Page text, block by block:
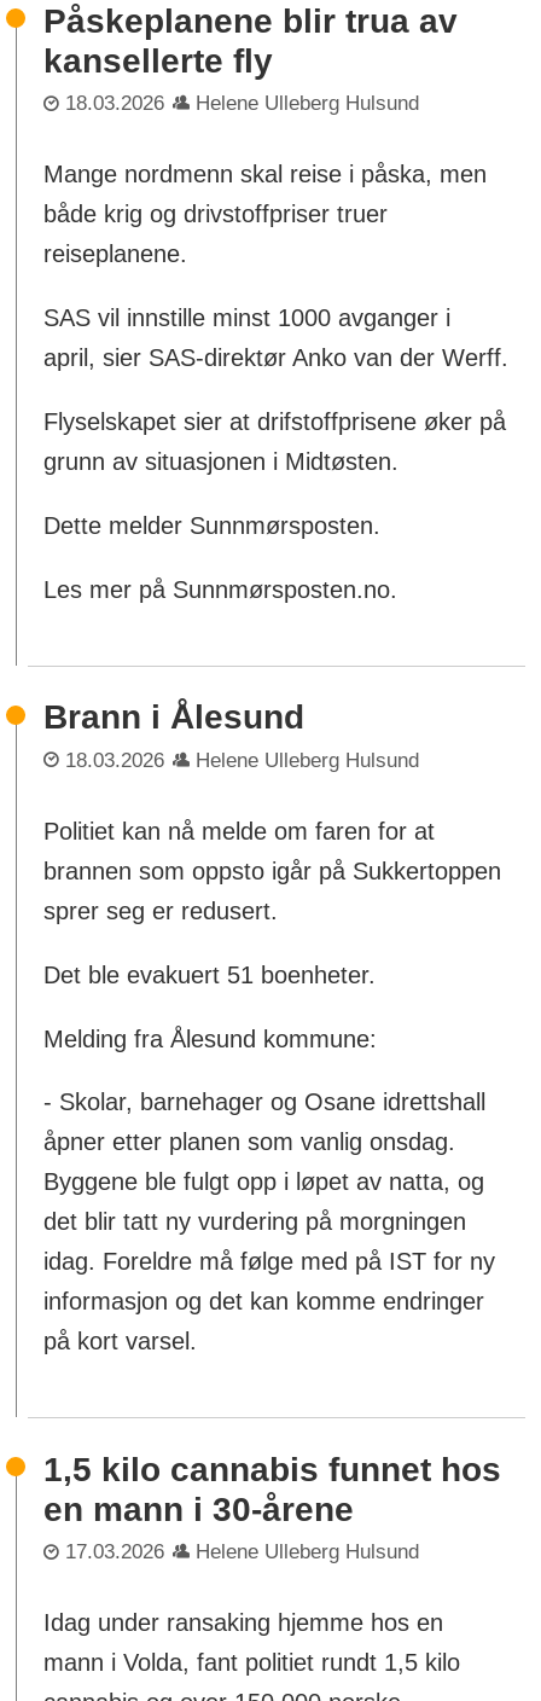
Påskeplanene blir trua av
kansellerte fly
18.03.2026 Helene Ulleberg Hulsund
Mange nordmenn skal reise i påska, men
både krig og drivstoffpriser truer
reiseplanene.
SAS vil innstille minst 1000 avganger i
april, sier SAS-direktør Anko van der Werff.
Flyselskapet sier at drifstoffprisene øker på
grunn av situasjonen i Midtøsten.
Dette melder Sunnmørsposten.
Les mer på Sunnmørsposten.no.
Brann i Ålesund
18.03.2026 Helene Ulleberg Hulsund
Politiet kan nå melde om faren for at
brannen som oppsto igår på Sukkertoppen
sprer seg er redusert.
Det ble evakuert 51 boenheter.
Melding fra Ålesund kommune:
- Skolar, barnehager og Osane idrettshall
åpner etter planen som vanlig onsdag.
Byggene ble fulgt opp i løpet av natta, og
det blir tatt ny vurdering på morgningen
idag. Foreldre må følge med på IST for ny
informasjon og det kan komme endringer
på kort varsel.
1,5 kilo cannabis funnet hos
en mann i 30-årene
17.03.2026 Helene Ulleberg Hulsund
Idag under ransaking hjemme hos en
mann i Volda, fant politiet rundt 1,5 kilo